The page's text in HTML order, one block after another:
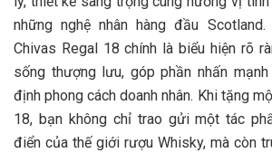
những nghệ nhân hàng đầu
Chivas Regal 18 chính là biểu hiện rõ
sống thượng lưu, góp phần nhấn
định phong cách doanh nhân. Khi tặng
18, bạn không chỉ trao gửi một tác
điển của thế giới rượu Whisky, mà còn